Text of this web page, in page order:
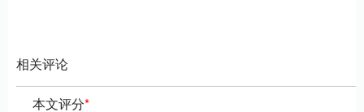
相关评论
本文评分*